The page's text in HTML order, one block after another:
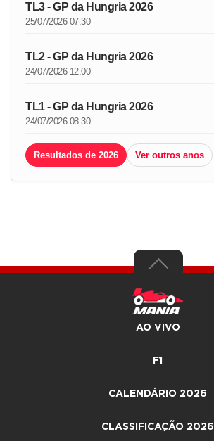
TL3 - GP da Hungria 2026
25/07/2026 07:30
TL2 - GP da Hungria 2026
24/07/2026 12:00
TL1 - GP da Hungria 2026
24/07/2026 08:30
Resultados de 2026 Ver outros anos
AO VIVO
F1
CALENDÁRIO 2026
CLASSIFICAÇÃO 2026